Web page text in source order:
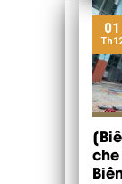
01